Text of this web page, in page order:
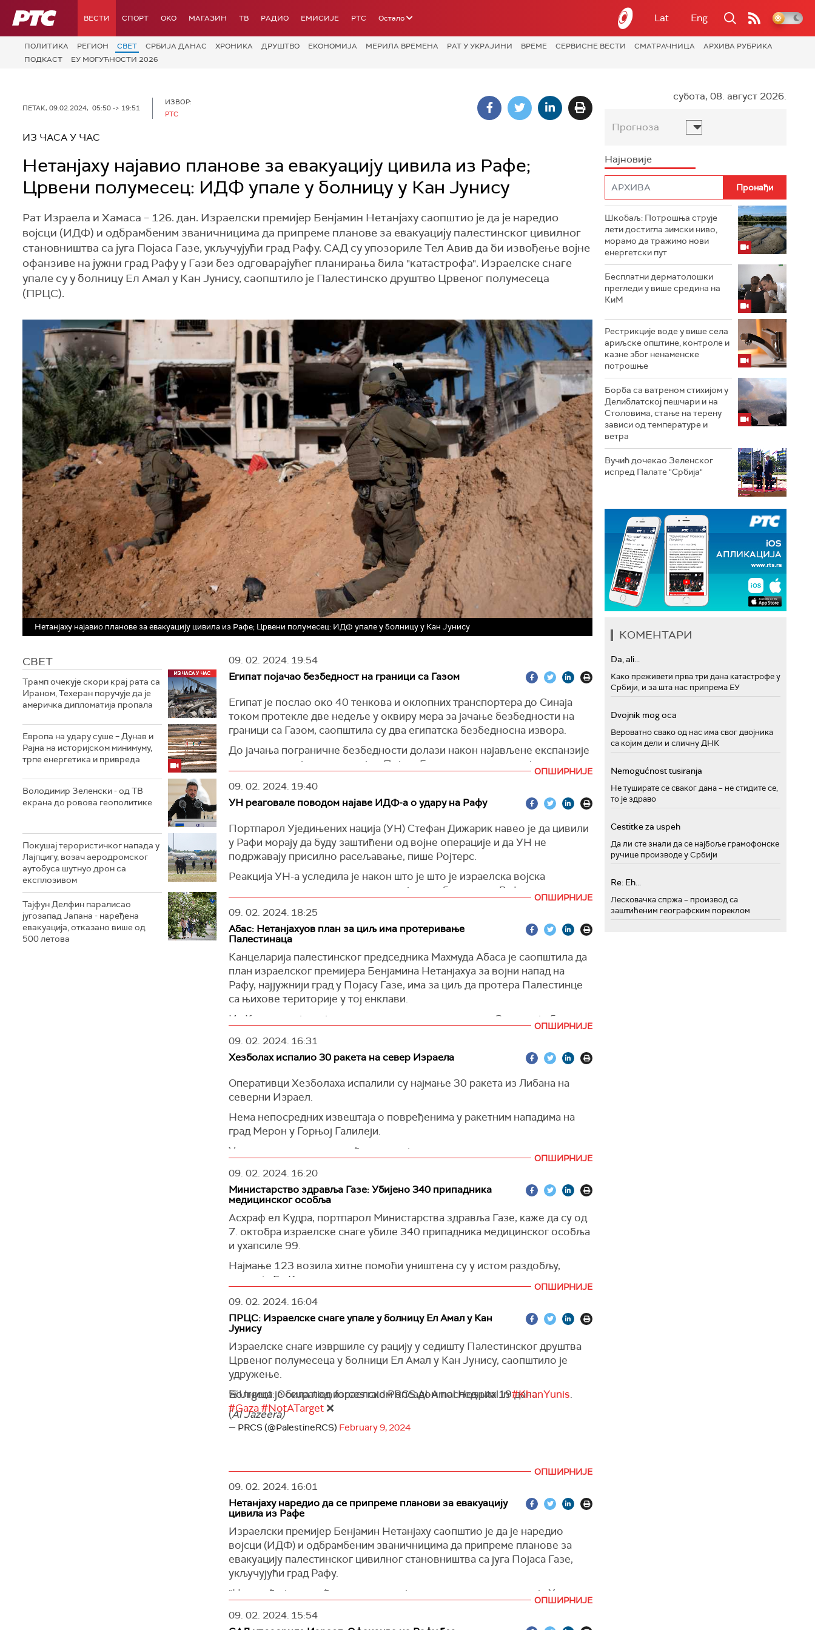
РТС ВЕСТИ СПОРТ OKO МАГАЗИН ТВ РАДИО ЕМИСИЈЕ РТС Остало Lat Eng
ПОЛИТИКА РЕГИОН СВЕТ СРБИЈА ДАНАС ХРОНИКА ДРУШТВО ЕКОНОМИЈА МЕРИЛА ВРЕМЕНА РАТ У УКРАЈИНИ ВРЕМЕ СЕРВИСНЕ ВЕСТИ СМАТРАЧНИЦА
АРХИВА РУБРИКА
ПОДКАСТ
ЕУ МОГУЋНОСТИ 2026
ПЕТАК, 09.02.2024, 05:50 -> 19:51
ИЗВОР:
РТС
ИЗ ЧАСА У ЧАС
Нетанјаху најавио планове за евакуацију цивила из Рафе;
Црвени полумесец: ИДФ упале у болницу у Кан Јунису
Рат Израела и Хамаса – 126. дан. Израелски премијер Бенјамин Нетанјаху саопштио је да је наредио
војсци (ИДФ) и одбрамбеним званичницима да припреме планове за евакуацију палестинског цивилног
становништва са југа Појаса Газе, укључујући град Рафу. САД су упозориле Тел Авив да би извођење војне
офанзиве на јужни град Рафу у Гази без одговарајућег планирања била "катастрофа". Израелске снаге
упале су у болницу Ел Амал у Кан Јунису, саопштило је Палестинско друштво Црвеног полумесеца
(ПРЦС).
Нетанјаху најавио планове за евакуацију цивила из Рафе; Црвени полумесец: ИДФ упале у болницу у Кан Јунису
СВЕТ
Трамп очекује скори крај рата са
Ираном, Техеран поручује да је
америчка дипломатија пропала
Европа на удару суше – Дунав и
Рајна на историјском минимуму,
трпе енергетика и привреда
Володимир Зеленски - од ТВ
екрана до ровова геополитике
Покушај терористичког напада у
Лајпцигу, возач аеродромског
аутобуса шутнуо дрон са
експлозивом
Тајфун Делфин паралисао
југозапад Јапана - наређена
евакуација, отказано више од
500 летова
09. 02. 2024. 19:54
Египат појачао безбедност на граници са Газом
Египат је послао око 40 тенкова и оклопних транспортера до Синаја
током протекле две недеље у оквиру мера за јачање безбедности на
граници са Газом, саопштила су два египатска безбедносна извора.
До јачања пограничне безбедности долази након најављене експанзије
израелских војних операција у Појасу Газе, с планом инвазије на
У Рафи се тренутно налази више од 700.000 интерно расељених лица, а
Египат страхује да би, у случају напада, они могли бити присилно
истерани из Газе у Синај.
(Reuters)
ОПШИРНИЈЕ
09. 02. 2024. 19:40
УН реаговале поводом најаве ИДФ-а о удару на Рафу
Портпарол Уједињених нација (УН) Стефан Дижарик навео је да цивили
у Рафи морају да буду заштићени од војне операције и да УН не
подржавају присилно расељавање, пише Ројтерс.
Реакција УН-а уследила је након што је што је израелска војска
наредила припрему плана евакуације за избеглице из Рафе, уочи, како
(Reuters)
ОПШИРНИЈЕ
09. 02. 2024. 18:25
Абас: Нетанјахуов план за циљ има протеривање
Палестинаца
Канцеларија палестинског председника Махмуда Абаса je саопштила да
план израелског премијера Бенjамина Нетанјахуа за војни напад на
Рафу, најјужнији град у Појасу Газе, има за циљ да протера Палестинце
са њихове територије у тој енклави.
Из Канцеларије, која врши делимичну самоуправу на Западној обали,
наглашено је да ће палестинско представништво сматрати америчку и
израелску администрацију одговорним за последице овог плана,
преносиРојтерс.
(Reuters)
ОПШИРНИЈЕ
09. 02. 2024. 16:31
Хезболах испалио 30 ракета на север Израела
Оперативци Хезболаха испалили су најмање 30 ракета из Либана на
северни Израел.
Нема непосредних извештаја о повређенима у ракетним нападима на
град Мерон у Горњој Галилеји.
Удар изведен касно синоћ уследио је неколико сати након што су
наводно у израелском нападу дроном у граду Набатију на југу Либана
убијена два оперативца Хезболаха, међу којима и виши командант.
(Times of Israel)
ОПШИРНИЈЕ
09. 02. 2024. 16:20
Министарство здравља Газе: Убијено 340 припадника
медицинског особља
Асхраф eл Kудра, портпарол Министарства здравља Газе, каже да су од
7. октобра израелске снаге убиле 340 припадника медицинског особља
и ухапсиле 99.
Најмање 123 возила хитне помоћи уништена су у истом раздобљу,
додао је Ел Kудра.
(Al Jazeera)
ОПШИРНИЈЕ
09. 02. 2024. 16:04
ПРЦС: Израелске снаге упале у болницу Ел Амал у Кан
Јунису
Израелске снаге извршиле су рацију у седишту Палестинског друштва
Црвеног полумесеца у болници Ел Амал у Кан Јунису, саопштило је
удружење.
Болница је била под израелском опсадом последњих 19 дана.
(Al Jazeera)
🚨Urgent: Occupation forces raid PRCS Al-Amal Hospital in#KhanYunis.
#Gaza#NotATarget❌
— PRCS (@PalestineRCS) February 9, 2024
ОПШИРНИЈЕ
09. 02. 2024. 16:01
Нетанјаху наредио да се припреме планови за евакуацију
цивила из Рафе
Израелски премијер Бенјамин Нетанјаху саопштио је да је наредио
војсци (ИДФ) и одбрамбеним званичницима да припреме планове за
евакуацију палестинског цивилног становништва са југа Појаса Газе,
укључујући град Рафу.
"Немогуће је постићи ратни циљ који се односи на елиминацију Хамаса
ако четири батаљона Хамаса остану у Рафи. С друге стране, јасно је да
масовна операција у Рафи захтева евакуацију цивилног становништва
ОПШИРНИЈЕ
09. 02. 2024. 15:54
субота, 08. август 2026.
Прогноза
Најновије
Шкобаљ: Потрошња струје
лети достигла зимски ниво,
морамо да тражимо нови
енергетски пут
Бесплатни дерматолошки
прегледи у више средина на
КиМ
Рестрикције воде у више села
ариљске општине, контроле и
казне због ненаменске
потрошње
Борба са ватреном стихијом у
Делиблатској пешчари и на
Столовима, стање на терену
зависи од температуре и
ветра
Вучић дочекао Зеленског
испред Палате "Србија"
КОМЕНТАРИ
Da, ali...
Како преживети прва три дана катастрофе у
Србији, и за шта нас припрема ЕУ
Dvojnik mog oca
Вероватно свако од нас има свог двојника
са којим дели и сличну ДНК
Nemogućnost tusiranja
Не туширате се сваког дана – не стидите се,
то је здраво
Cestitke za uspeh
Да ли сте знали да се најбоље грамофонске
ручице производе у Србији
Re: Eh...
Лесковачка спржа – производ са
заштићеним географским пореклом